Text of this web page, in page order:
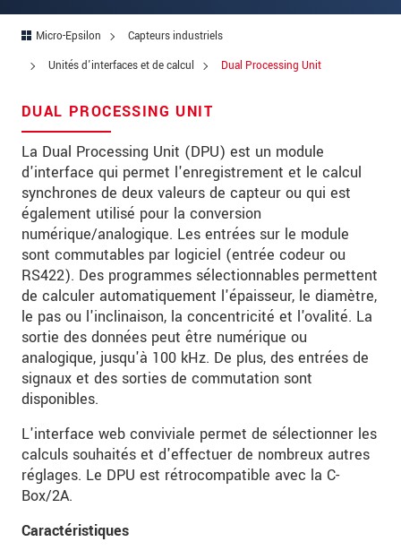
Micro-Epsilon
Capteurs industriels
Unités d'interfaces et de calcul
Dual Processing Unit
DUAL PROCESSING UNIT
La Dual Processing Unit (DPU) est un module
d'interface qui permet l'enregistrement et le calcul
synchrones de deux valeurs de capteur ou qui est
également utilisé pour la conversion
numérique/analogique. Les entrées sur le module
sont commutables par logiciel (entrée codeur ou
RS422). Des programmes sélectionnables permettent
de calculer automatiquement l'épaisseur, le diamètre,
le pas ou l'inclinaison, la concentricité et l'ovalité. La
sortie des données peut être numérique ou
analogique, jusqu'à 100 kHz. De plus, des entrées de
signaux et des sorties de commutation sont
disponibles.
L'interface web conviviale permet de sélectionner les
calculs souhaités et d'effectuer de nombreux autres
réglages. Le DPU est rétrocompatible avec la C-
Box/2A.
Caractéristiques
Code postal
Pays *
Téléphone
Email*
Message*
Veuillez me tenir informé des innovations
de produits par e-mail.
* Obligatoire
confidentielle. Veuillez lire notredéclaration de
protection des données.
ENVOYER MESSAGE